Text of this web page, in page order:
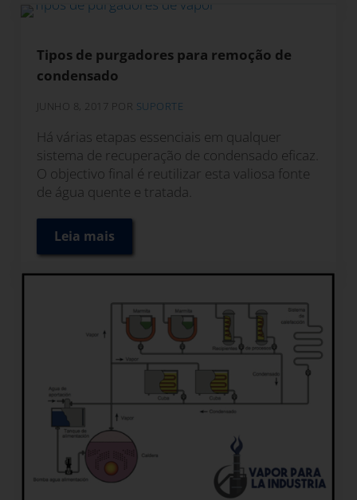
Tipos de purgadores para remoção de
condensado
JUNHO 8, 2017 POR SUPORTE
Há várias etapas essenciais em qualquer
sistema de recuperação de condensado eficaz.
O objectivo final é reutilizar esta valiosa fonte
de água quente e tratada.
Leia maisTipos de purgadores para remoção de